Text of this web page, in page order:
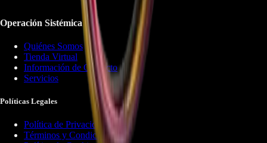
Operación Sistémica
Quiénes Somos
Tienda Virtual
Información de Contacto
Servicios
Políticas Legales
Política de Privacidad
Términos y Condiciones